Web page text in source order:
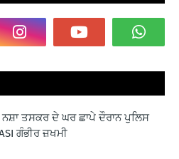
ਨਸ਼ਾ ਤਸਕਰ ਦੇ ਘਰ ਛਾਪੇ ਦੌਰਾਨ ਪੁਲਿਸ
ਗੰਭੀਰ ਜ਼ਖਮੀ